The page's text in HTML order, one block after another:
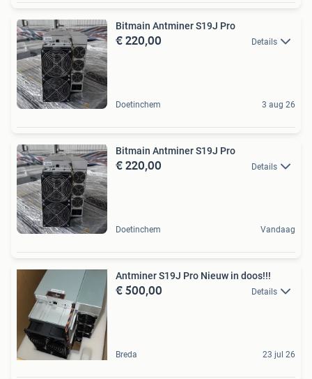
Bitmain Antminer S19J Pro
€ 220,00 Details
Doetinchem 3 aug 26
Bitmain Antminer S19J Pro
€ 220,00 Details
Doetinchem Vandaag
Antminer S19J Pro Nieuw in doos!!!
€ 500,00 Details
Breda 23 jul 26